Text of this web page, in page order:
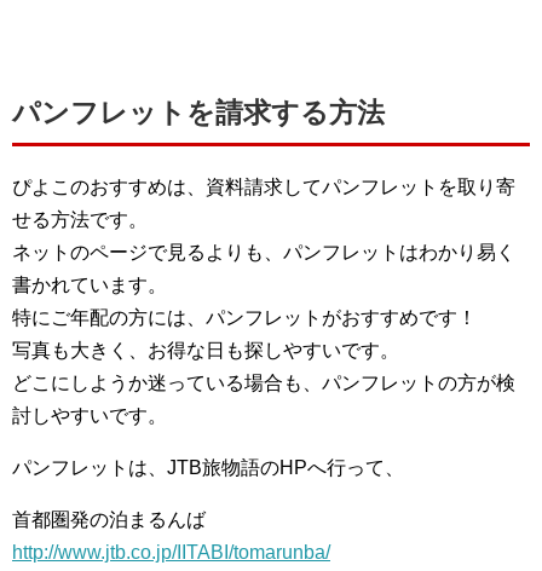
パンフレットを請求する方法
ぴよこのおすすめは、資料請求してパンフレットを取り寄
せる方法です。
ネットのページで見るよりも、パンフレットはわかり易く
書かれています。
特にご年配の方には、パンフレットがおすすめです！
写真も大きく、お得な日も探しやすいです。
どこにしようか迷っている場合も、パンフレットの方が検
討しやすいです。
パンフレットは、JTB旅物語のHPへ行って、
首都圏発の泊まるんば
http://www.jtb.co.jp/IITABI/tomarunba/